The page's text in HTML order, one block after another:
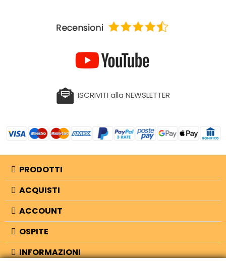
ISCRIVITI alla NEWSLETTER
PRODOTTI
ACQUISTI
ACCOUNT
OSPITE
INFORMAZIONI